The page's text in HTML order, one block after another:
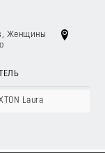
, Женщины
Laura